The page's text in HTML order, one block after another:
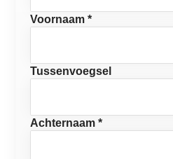
Voornaam *
Tussenvoegsel
Achternaam *